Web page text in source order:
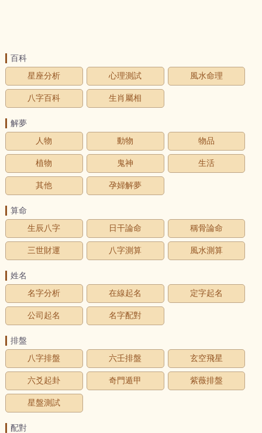
百科
星座分析
心理測試 風水命理
八字百科 生肖屬相
解夢
人物
動物 物品
植物 鬼神 生活
其他 孕婦解夢
算命
生辰八字
日干論命 稱骨論命
三世財運 八字測算 風水測算
姓名
名字分析
在線起名 定字起名
公司起名 名字配對
排盤
八字排盤
六壬排盤 玄空飛星
六爻起卦 奇門遁甲 紫薇排盤
星盤測試
配對